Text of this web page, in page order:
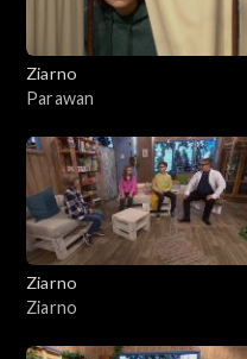
Ziarno
Parawan
Ziarno
Ziarno